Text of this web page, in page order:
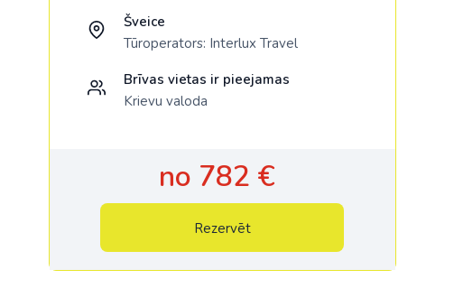
Šveice
Tūroperators: Interlux Travel
Brīvas vietas ir pieejamas
Krievu valoda
no 782 €
Rezervēt